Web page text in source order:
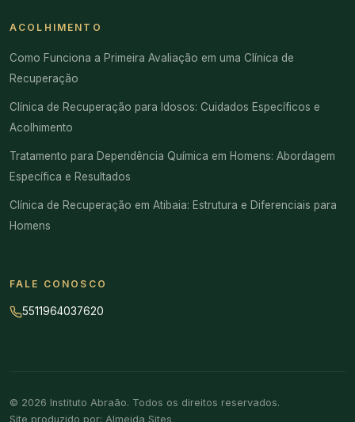
ACOLHIMENTO
Como Funciona a Primeira Avaliação em uma Clínica de
Recuperação
Clínica de Recuperação para Idosos: Cuidados Específicos e
Acolhimento
Tratamento para Dependência Química em Homens: Abordagem
Específica e Resultados
Clínica de Recuperação em Atibaia: Estrutura e Diferenciais para
Homens
FALE CONOSCO
5511964037620
© 2026 Instituto Abraão. Todos os direitos reservados.
Site produzido por: Almeida Sites